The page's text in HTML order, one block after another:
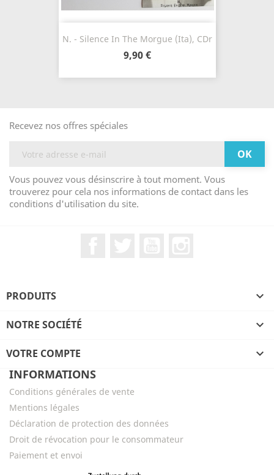
N. - Silence In The Morgue (Ita), CDr
9,90 €
Recevez nos offres spéciales
Vous pouvez vous désinscrire à tout moment. Vous
trouverez pour cela nos informations de contact dans les
conditions d'utilisation du site.
PRODUITS 
NOTRE SOCIÉTÉ 
VOTRE COMPTE

INFORMATIONS
Conditions générales de vente
Mentions légales
Déclaration de protection des données
Droit de révocation pour le consommateur
Paiement et envoi